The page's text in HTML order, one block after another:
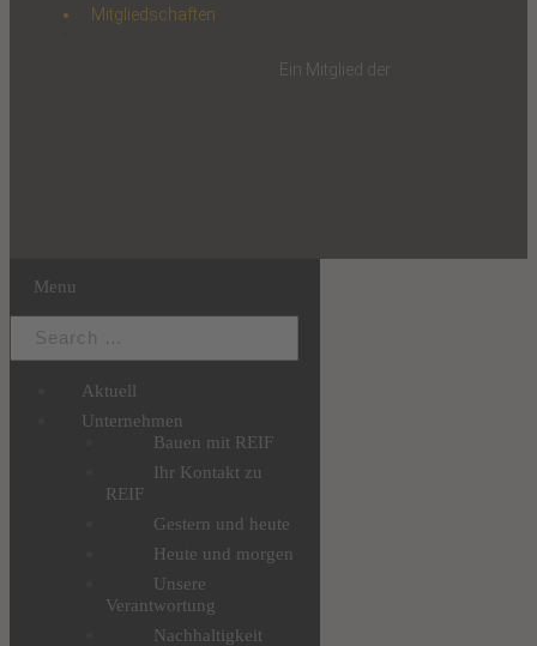
Mitgliedschaften
Ein Mitglied der
Menu
Aktuell
Unternehmen
Bauen mit REIF
Ihr Kontakt zu
REIF
Gestern und heute
Heute und morgen
Unsere
Verantwortung
Nachhaltigkeit